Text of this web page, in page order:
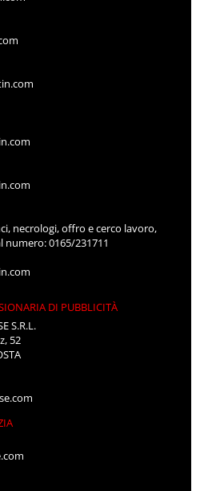
necrologi, offro e cerco lavoro,
0165/231711
DI PUBBLICITÀ
S.R.L.
52